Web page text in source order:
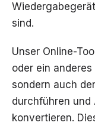
sind.
Unser Online-
oder ein
sondern auch
durchführen und
konvertieren.